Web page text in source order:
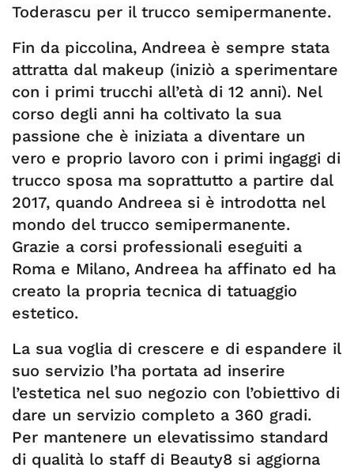
Toderascu per il trucco semipermanente.
Fin da piccolina, Andreea è sempre stata
attratta dal makeup (iniziò a sperimentare
con i primi trucchi all’età di 12 anni). Nel
corso degli anni ha coltivato la sua
passione che è iniziata a diventare un
vero e proprio lavoro con i primi ingaggi di
trucco sposa ma soprattutto a partire dal
2017, quando Andreea si è introdotta nel
mondo del trucco semipermanente.
Grazie a corsi professionali eseguiti a
Roma e Milano, Andreea ha affinato ed ha
creato la propria tecnica di tatuaggio
estetico.
La sua voglia di crescere e di espandere il
suo servizio l’ha portata ad inserire
l’estetica nel suo negozio con l’obiettivo di
dare un servizio completo a 360 gradi.
Per mantenere un elevatissimo standard
di qualità lo staff di Beauty8 si aggiorna